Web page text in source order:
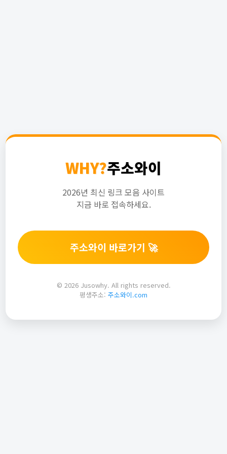
WHY?주소와이
2026년 최신 링크 모음 사이트
지금 바로 접속하세요.
주소와이 바로가기 🚀
© 2026 Jusowhy. All rights reserved.
평생주소: 주소와이.com